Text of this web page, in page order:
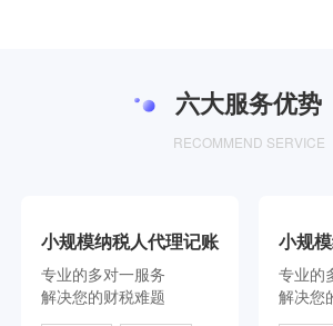
六大服务优势
RECOMMEND SERVICE
小规模纳税人代理记账
专业的多对一服务
解决您的财税难题
小规
专业的
解决您